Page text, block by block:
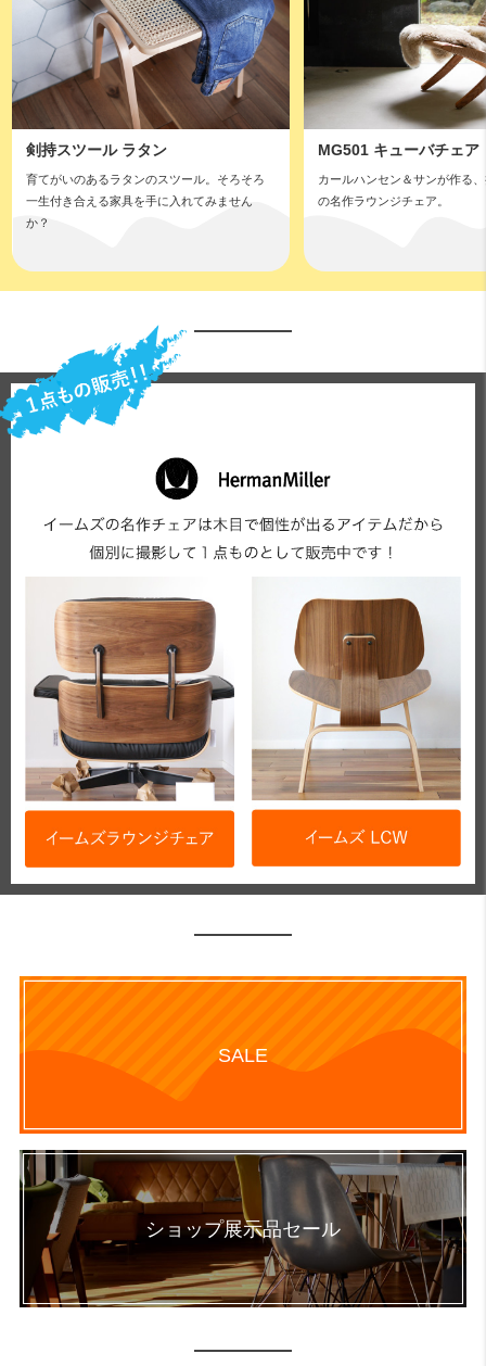
剣持スツール ラタン
育てがいのあるラタンのスツール。そろそろ
一生付き合える家具を手に入れてみません
か？
MG501 キューバチェア
カールハンセン＆サンが作る
の名作ラウンジチェア。
SALE
ショップ展示品セール